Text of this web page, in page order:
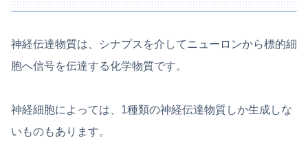
神経伝達物質は、シナプスを介してニューロンから標的細
胞へ信号を伝達する化学物質です。
神経細胞によっては、1種類の神経伝達物質しか生成しな
いものもあります。